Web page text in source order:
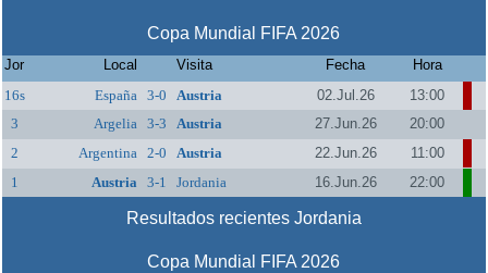
Copa Mundial FIFA 2026
Jor Local Visita Fecha
Hora
16s
España 3-0 Austria 02.Jul.26
13:00
3
Argelia 3-3 Austria 27.Jun.26
20:00
2
Argentina 2-0 Austria 22.Jun.26
11:00
1
Austria 3-1 Jordania 16.Jun.26 22:00
Resultados recientes Jordania
Copa Mundial FIFA 2026